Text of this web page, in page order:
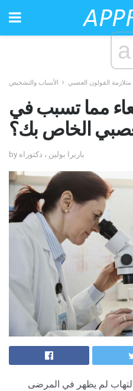
متلازمة القولون العصبي الأسباب والتشخيص
مما تسبب في
الخاص بك؟
by باربرا بولين ، دكتوراه
لم يظهر في المرضى